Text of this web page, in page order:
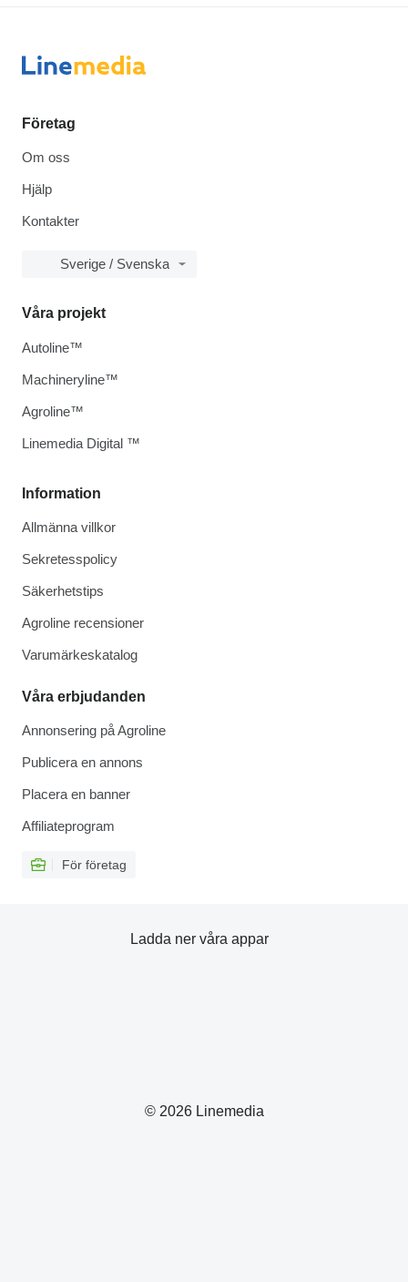
Företag
Om oss
Hjälp
Kontakter
Sverige / Svenska
Information
Allmänna villkor
Sekretesspolicy
Säkerhetstips
Agroline recensioner
Varumärkeskatalog
Våra erbjudanden
Annonsering på Agroline
Publicera en annons
Placera en banner
Affiliateprogram
För företag
Våra projekt
Autoline™
Machineryline™
Agroline™
Linemedia Digital ™
© 2026 Linemedia
Ladda ner våra appar